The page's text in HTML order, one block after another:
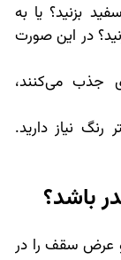
بزنید؟ یا به
در این صورت
جذب می‌کنند،
رنگ نیاز دارید.
باشد؟
عرض سقف را در